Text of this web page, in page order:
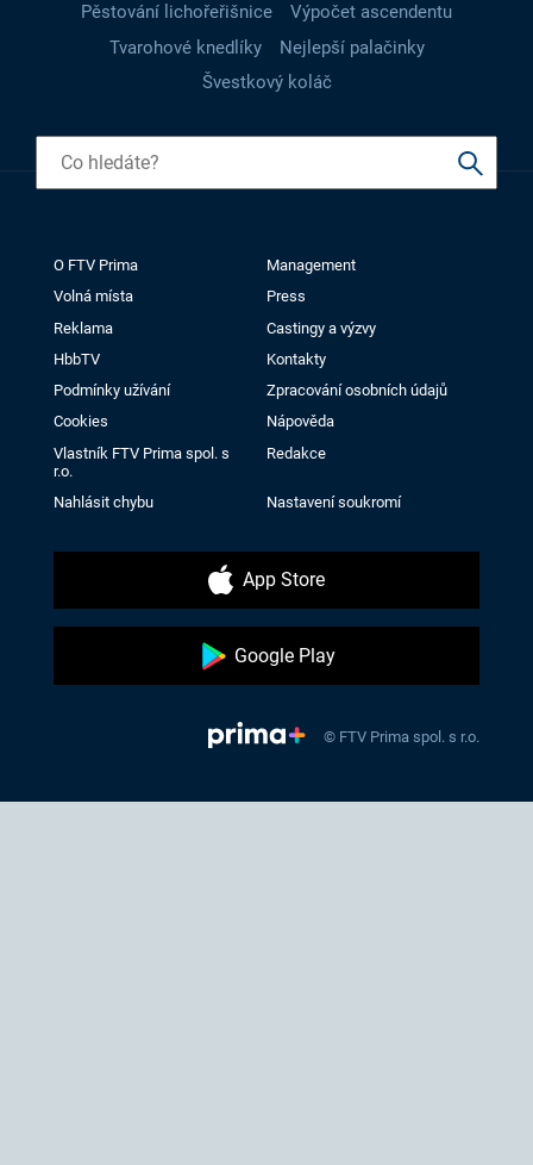
Pěstování lichořeřišnice
Výpočet ascendentu
Tvarohové knedlíky
Nejlepší palačinky
Švestkový koláč
O FTV Prima
Management
Volná místa
Press
Reklama
Castingy a výzvy
HbbTV
Kontakty
Podmínky užívání
Zpracování osobních údajů
Cookies
Nápověda
Vlastník FTV Prima spol. s
r.o.
Redakce
Nahlásit chybu Nastavení soukromí
App Store
Google Play
© FTV Prima spol. s r.o.